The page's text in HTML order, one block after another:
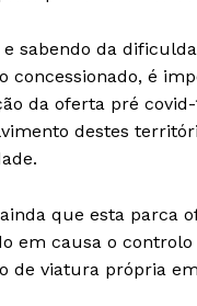
sabendo da
concessionado, é
da oferta pré
destes
que esta parca
em causa o
de viatura própria